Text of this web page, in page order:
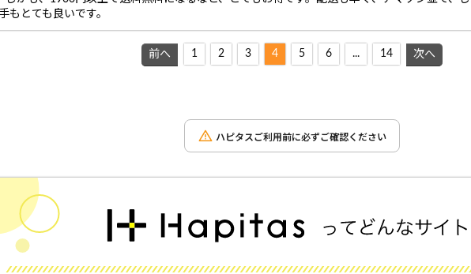
もとても良いです。
前へ 1 2 3 4 5 6 ... 14 次へ
ハピタスご利用前に必ずご確認ください